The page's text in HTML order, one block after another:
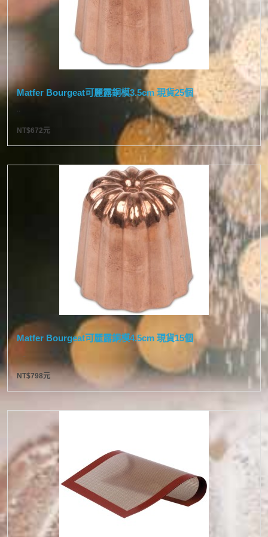
Matfer Bourgeat可麗露銅模3.5cm 現貨25個
..
NT$672元
Matfer Bourgeat可麗露銅模4.5cm 現貨15個
..
NT$798元